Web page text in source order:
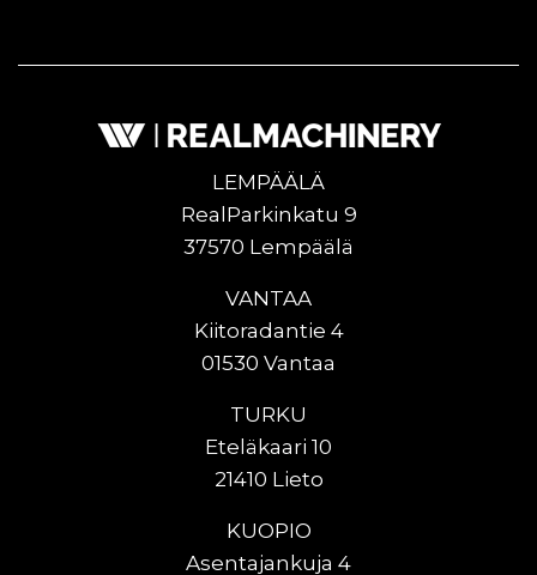
LEMPÄÄLÄ
RealParkinkatu 9
37570 Lempäälä
VANTAA
Kiitoradantie 4
01530 Vantaa
TURKU
Eteläkaari 10
21410 Lieto
KUOPIO
Asentajankuja 4